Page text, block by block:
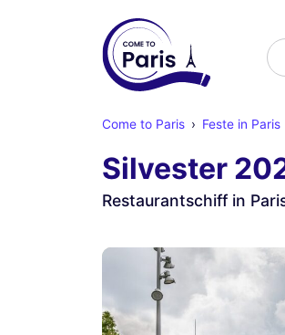
Come to Paris Feste in Paris
Silvester
Restaurantschiff in